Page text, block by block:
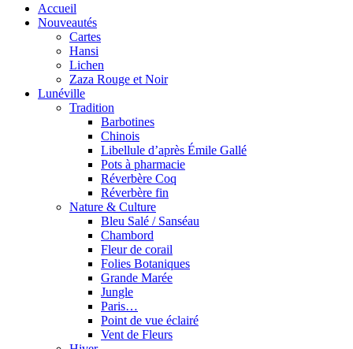
Accueil
Nouveautés
Cartes
Hansi
Lichen
Zaza Rouge et Noir
Lunéville
Tradition
Barbotines
Chinois
Libellule d’après Émile Gallé
Pots à pharmacie
Réverbère Coq
Réverbère fin
Nature & Culture
Bleu Salé / Sanséau
Chambord
Fleur de corail
Folies Botaniques
Grande Marée
Jungle
Paris…
Point de vue éclairé
Vent de Fleurs